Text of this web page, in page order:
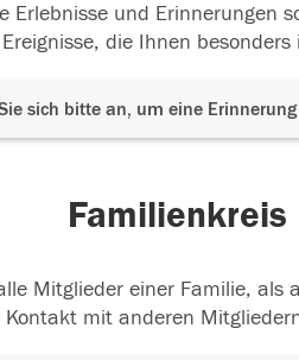
Erlebnisse und Erinnerungen
die Ihnen
sich bitte an, um eine
Familienkreis
Mitglieder einer Familie,
mit anderen